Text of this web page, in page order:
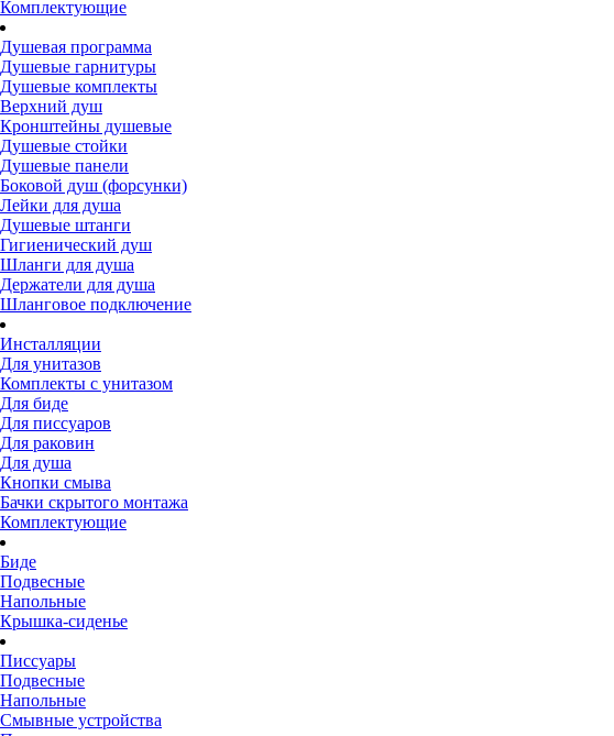
Комплектующие
Душевая программа
Душевые гарнитуры
Душевые комплекты
Верхний душ
Кронштейны душевые
Душевые стойки
Душевые панели
Боковой душ (форсунки)
Лейки для душа
Душевые штанги
Гигиенический душ
Шланги для душа
Держатели для душа
Шланговое подключение
Инсталляции
Для унитазов
Комплекты с унитазом
Для биде
Для писсуаров
Для раковин
Для душа
Кнопки смыва
Бачки скрытого монтажа
Комплектующие
Биде
Подвесные
Напольные
Крышка-сиденье
Писсуары
Подвесные
Напольные
Смывные устройства